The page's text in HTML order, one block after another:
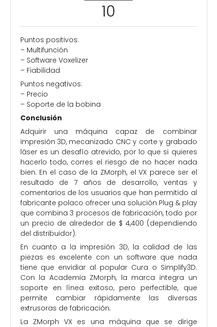
10
Puntos positivos:
– Multifunción
– Software Voxelizer
– Fiabilidad
Puntos negativos:
– Precio
– Soporte de la bobina
Conclusión
Adquirir una máquina capaz de combinar
impresión 3D, mecanizado CNC y corte y grabado
láser es un desafío atrevido, por lo que si quieres
hacerlo todo, corres el riesgo de no hacer nada
bien. En el caso de la ZMorph, el VX parece ser el
resultado de 7 años de desarrollo, ventas y
comentarios de los usuarios que han permitido al
fabricante polaco ofrecer una solución Plug & play
que combina 3 procesos de fabricación, todo por
un precio de alrededor de $ 4,400 (dependiendo
del distribuidor).
En cuanto a la impresión 3D, la calidad de las
piezas es excelente con un software que nada
tiene que envidiar al popular Cura o Simplify3D.
Con la Academia ZMorph, la marca integra un
soporte en línea exitoso, pero perfectible, que
permite cambiar rápidamente las diversas
extrusoras de fabricación.
La ZMorph VX es una máquina que se dirige